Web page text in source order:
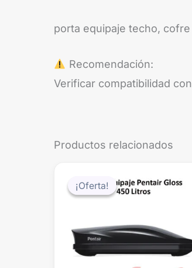
porta equipaje techo,
Recomendación:
Verificar compatibilidad
Productos relacionados
¡Oferta!
¡Oferta!
precio
original
$419.990.